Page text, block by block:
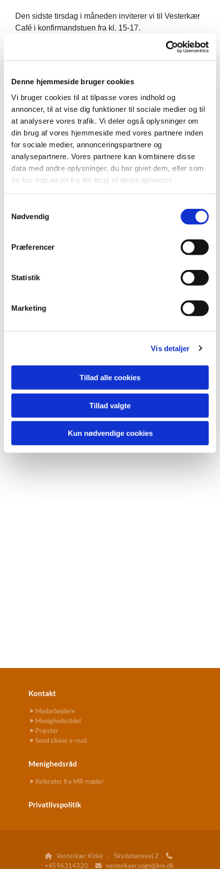
Denne hjemmeside bruger cookies
Vi bruger cookies til at tilpasse vores indhold og
annoncer, til at vise dig funktioner til sociale medier og til
at analysere vores trafik. Vi deler også oplysninger om
din brug af vores hjemmeside med vores partnere inden
for sociale medier, annonceringspartnere og
analysepartnere. Vores partnere kan kombinere disse
data med andre oplysninger, du har givet dem, eller som
de har indsamlet fra din brug af deres tjenester.
Nødvendig
Præferencer
Statistik
Marketing
Vis detaljer
Tillad alle cookies
Tillad valgte
Kun nødvendige cookies
Den sidste tirsdag i måneden inviterer vi til Vesterkær
Café i konfirmandstuen fra kl. 15-17.
Der er mulighed for at tage håndarbejde med, spille
spil, eller blot få en kop kaffe og en god snak
Vi stiller gerne garn til rådighed til f.eks. at strikke
vores bod, af garn - eller man kan have sit eget
håndarbejde med – strikketøj, hækletøj, broderi,
akvarel-maleri eller andet.
Man kan også lægge puslespil, spille ludo eller kort.
Vi har kaffe og the på kanden og en småkage, og
håber vi får et par hyggelige timer sammen.
Du vil måske også kunne lide...
Kontakt
Medarbejdere
Menighedsrådet
Præster
Send sikker e-mail
Menighedsråd
Referater fra MR-møder
Privatlivspolitik
 Vesterkær Kirke · Skydebanevej 2 
+4596314320  vesterkaer.sogn@km.dk